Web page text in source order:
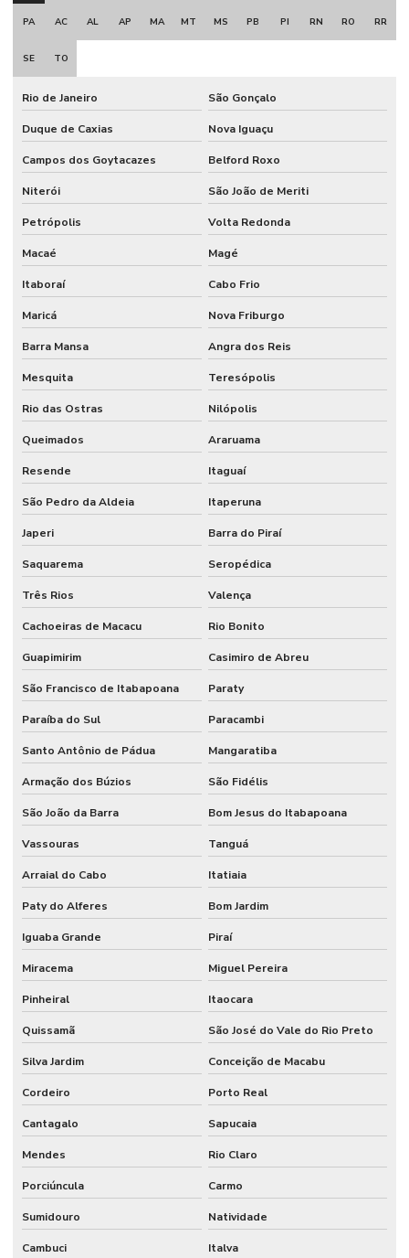
PA AC AL AP MA MT MS PB PI RN RO RR
SE TO
Rio de Janeiro São Gonçalo
Duque de Caxias Nova Iguaçu
Campos dos Goytacazes Belford Roxo
Niterói São João de Meriti
Petrópolis Volta Redonda
Macaé Magé
Itaboraí Cabo Frio
Maricá Nova Friburgo
Barra Mansa Angra dos Reis
Mesquita Teresópolis
Rio das Ostras Nilópolis
Queimados Araruama
Resende Itaguaí
São Pedro da Aldeia Itaperuna
Japeri Barra do Piraí
Saquarema Seropédica
Três Rios Valença
Cachoeiras de Macacu Rio Bonito
Guapimirim Casimiro de Abreu
São Francisco de Itabapoana Paraty
Paraíba do Sul Paracambi
Santo Antônio de Pádua Mangaratiba
Armação dos Búzios São Fidélis
São João da Barra Bom Jesus do Itabapoana
Vassouras Tanguá
Arraial do Cabo Itatiaia
Paty do Alferes Bom Jardim
Iguaba Grande Piraí
Miracema Miguel Pereira
Pinheiral Itaocara
Quissamã São José do Vale do Rio Preto
Silva Jardim Conceição de Macabu
Cordeiro Porto Real
Cantagalo Sapucaia
Mendes Rio Claro
Porciúncula Carmo
Sumidouro Natividade
Cambuci Italva